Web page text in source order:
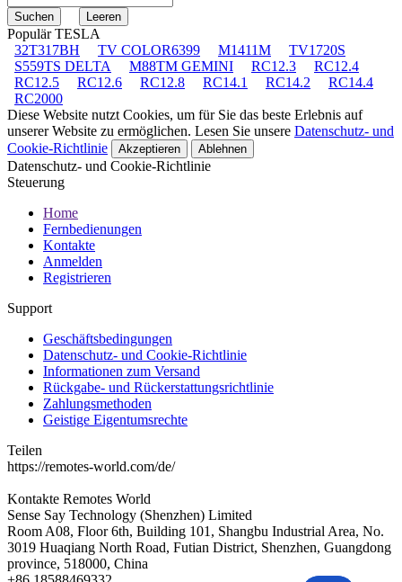
Populär TESLA
32T317BH
TV COLOR6399 M1411M
TV1720S
S559TS DELTA
M88TM GEMINI RC12.3
RC12.4
RC12.5
RC12.6 RC12.8 RC14.1 RC14.2
RC14.4
RC2000
Diese Website nutzt Cookies, um für Sie das beste Erlebnis auf
unserer Website zu ermöglichen. Lesen Sie unsere Datenschutz- und
Cookie-Richtlinie
Akzeptieren Ablehnen
Datenschutz- und Cookie-Richtlinie
Steuerung
Home
Fernbedienungen
Kontakte
Anmelden
Registrieren
Support
Geschäftsbedingungen
Datenschutz- und Cookie-Richtlinie
Informationen zum Versand
Rückgabe- und Rückerstattungsrichtlinie
Zahlungsmethoden
Geistige Eigentumsrechte
Teilen
https://remotes-world.com/de/
Kontakte Remotes World
Sense Say Technology (Shenzhen) Limited
Room A08, Floor 6th, Building 101, Shangbu Industrial Area, No.
3019 Huaqiang North Road, Futian District, Shenzhen, Guangdong
province, 518000, China